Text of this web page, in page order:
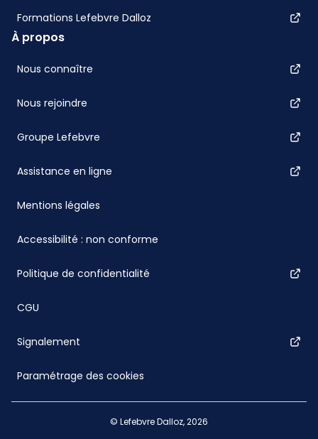
Formations Lefebvre Dalloz
À propos
Nous connaître
Nous rejoindre
Groupe Lefebvre
Assistance en ligne
Mentions légales
Accessibilité : non conforme
Politique de confidentialité
CGU
Signalement
Paramétrage des cookies
© Lefebvre Dalloz, 2026